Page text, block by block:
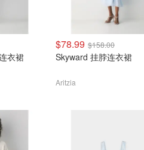
衣裙
$78.99 $158.00
Skyward 挂脖连衣裙
Aritzia